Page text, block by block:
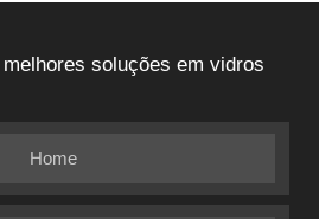
soluções em vidros
Home